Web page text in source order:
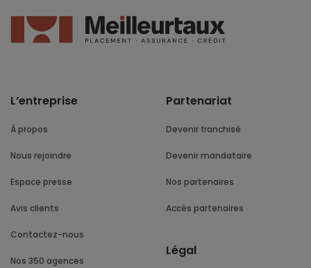
L’entreprise
À propos
Nous rejoindre
Espace presse
Avis clients
Contactez-nous
Nos 350 agences
Partenariat
Devenir franchisé
Devenir mandataire
Nos partenaires
Accès partenaires
Légal